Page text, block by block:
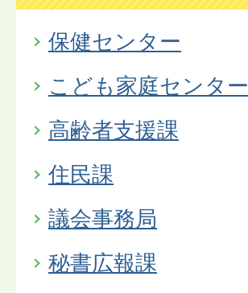
保健センター
こども家庭センター
高齢者支援課
住民課
議会事務局
秘書広報課